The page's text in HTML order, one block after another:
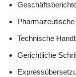
Pharmazeutische
Technische
Gerichtliche